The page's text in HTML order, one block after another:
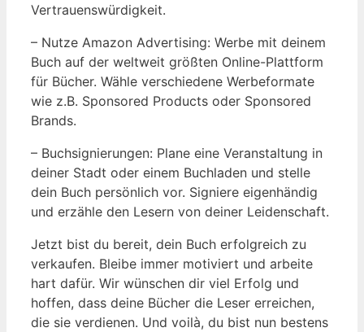
Vertrauenswürdigkeit.
– Nutze Amazon Advertising: Werbe mit deinem
Buch auf der weltweit größten Online-Plattform
für Bücher. Wähle verschiedene Werbeformate
wie z.B. Sponsored Products oder Sponsored
Brands.
– Buchsignierungen: Plane eine Veranstaltung in
deiner Stadt oder einem Buchladen und stelle
dein Buch persönlich vor. Signiere eigenhändig
und erzähle den Lesern von deiner Leidenschaft.
Jetzt bist du bereit, dein Buch erfolgreich zu
verkaufen. Bleibe immer motiviert und arbeite
hart dafür. Wir wünschen dir viel Erfolg und
hoffen, dass deine Bücher die Leser erreichen,
die sie verdienen. Und voilà, du bist nun bestens